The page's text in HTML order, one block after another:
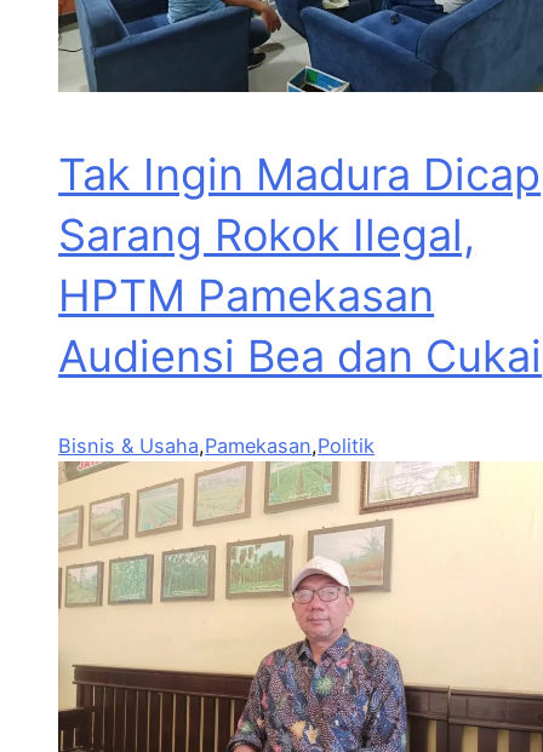
Tak Ingin Madura Dicap
Sarang Rokok Ilegal,
HPTM Pamekasan
Audiensi Bea dan Cukai
Bisnis & Usaha,Pamekasan,Politik